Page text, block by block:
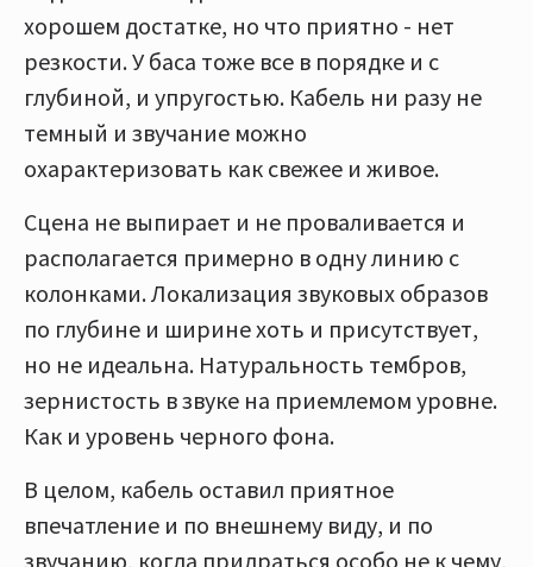
хорошем достатке, но что приятно - нет
резкости. У баса тоже все в порядке и с
глубиной, и упругостью. Кабель ни разу не
темный и звучание можно
охарактеризовать как свежее и живое.
Сцена не выпирает и не проваливается и
располагается примерно в одну линию с
колонками. Локализация звуковых образов
по глубине и ширине хоть и присутствует,
но не идеальна. Натуральность тембров,
зернистость в звуке на приемлемом уровне.
Как и уровень черного фона.
В целом, кабель оставил приятное
впечатление и по внешнему виду, и по
звучанию, когда придраться особо не к чему,